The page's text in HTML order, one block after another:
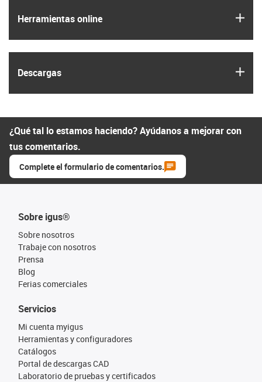
Herramientas online
Descargas
¿Qué tal lo estamos haciendo? Ayúdanos a mejorar con
tus comentarios.
Complete el formulario de comentarios.
Sobre igus®
Sobre nosotros
Trabaje con nosotros
Prensa
Blog
Ferias comerciales
Servicios
Mi cuenta myigus
Herramientas y configuradores
Catálogos
Portal de descargas CAD
Laboratorio de pruebas y certificados